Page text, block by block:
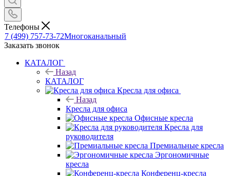
Телефоны
7 (499) 757-73-72Многоканальный
Заказать звонок
КАТАЛОГ
Назад
КАТАЛОГ
Кресла для офиса
Назад
Кресла для офиса
Офисные кресла
Кресла для
руководителя
Премиальные кресла
Эргономичные
кресла
Конференц-кресла